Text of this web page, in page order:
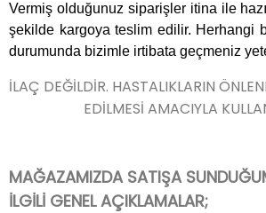
Vermiş olduğunuz siparişler itina ile
şekilde kargoya teslim edilir. Herhangi
durumunda bizimle irtibata geçmeniz
İLAÇ DEĞİLDİR. HASTALIKLARIN
EDİLMESİ AMACIYLA
MAĞAZAMIZDA SATIŞA
İLGİLİ GENEL AÇIKLAMALAR;